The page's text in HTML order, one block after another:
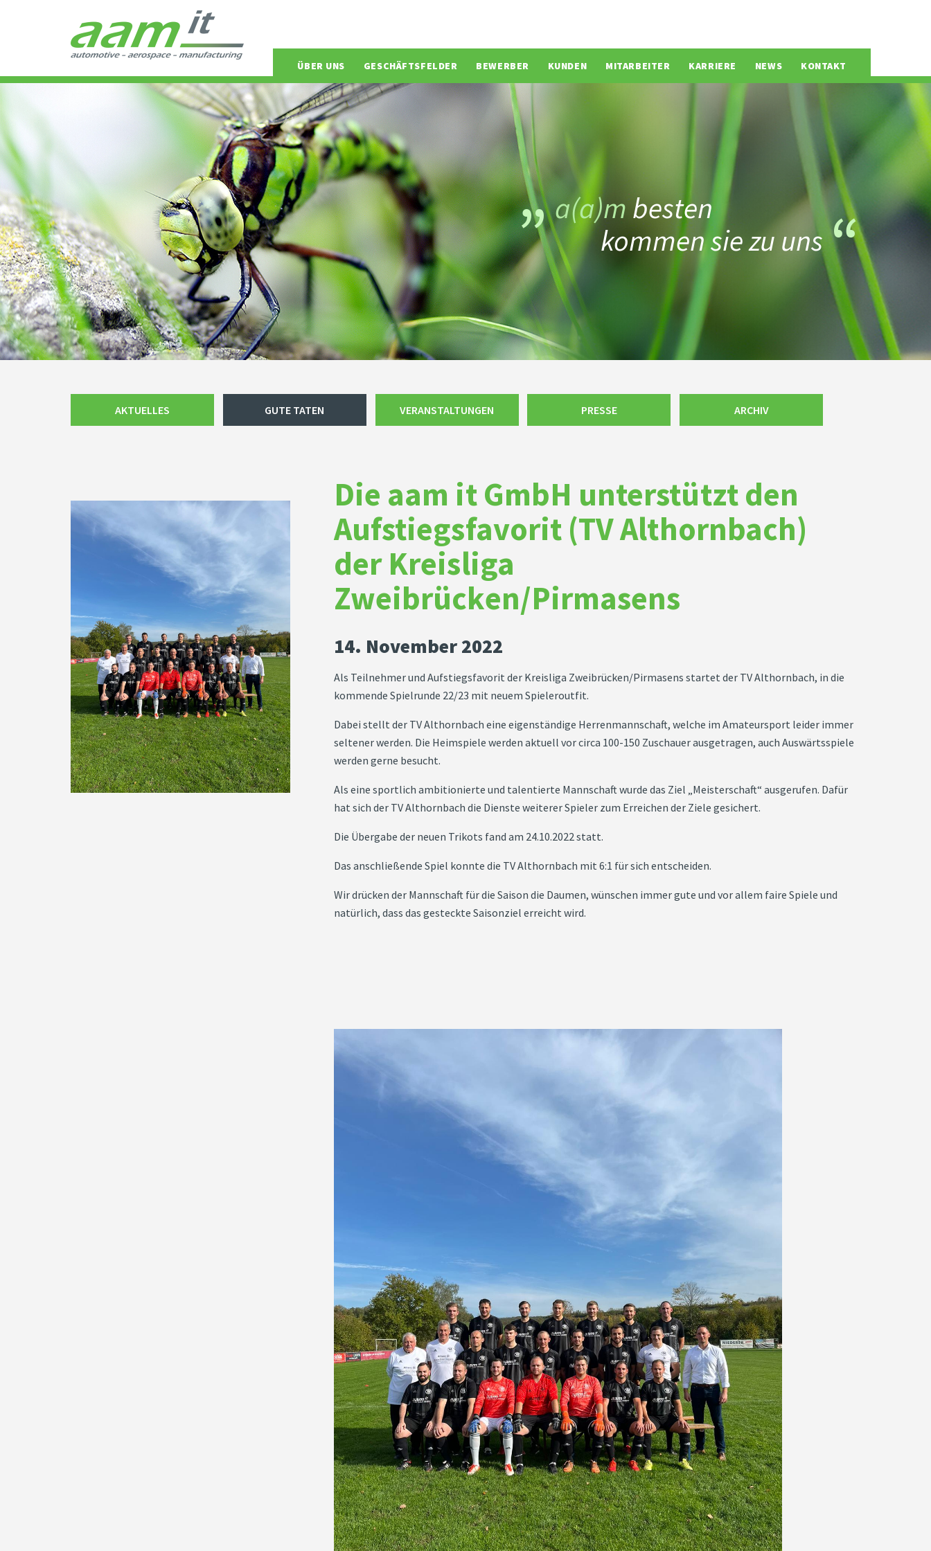
ÜBER UNS GESCHÄFTSFELDER BEWERBER KUNDEN MITARBEITER KARRIERE NEWS KONTAKT
a(a)m besten
kommen sie zu uns
AKTUELLES GUTE TATEN VERANSTALTUNGEN PRESSE ARCHIV
Die aam it GmbH unterstützt den
Aufstiegsfavorit (TV Althornbach)
der Kreisliga
Zweibrücken/Pirmasens
14. November 2022
Als Teilnehmer und Aufstiegsfavorit der Kreisliga Zweibrücken/Pirmasens startet der TV Althornbach, in die
kommende Spielrunde 22/23 mit neuem Spieleroutfit.
Dabei stellt der TV Althornbach eine eigenständige Herrenmannschaft, welche im Amateursport leider immer
seltener werden. Die Heimspiele werden aktuell vor circa 100-150 Zuschauer ausgetragen, auch Auswärtsspiele
werden gerne besucht.
Als eine sportlich ambitionierte und talentierte Mannschaft wurde das Ziel „Meisterschaft“ ausgerufen. Dafür
hat sich der TV Althornbach die Dienste weiterer Spieler zum Erreichen der Ziele gesichert.
Die Übergabe der neuen Trikots fand am 24.10.2022 statt.
Das anschließende Spiel konnte die TV Althornbach mit 6:1 für sich entscheiden.
Wir drücken der Mannschaft für die Saison die Daumen, wünschen immer gute und vor allem faire Spiele und
natürlich, dass das gesteckte Saisonziel erreicht wird.